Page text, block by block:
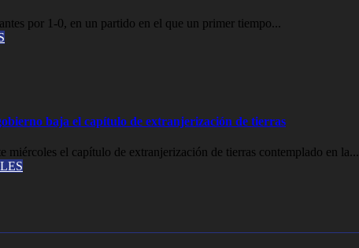
por 1-0, en un partido en el que un primer tiempo...
baja el capítulo de extranjerización de tierras
miércoles el capítulo de extranjerización de tierras contemplado en la...